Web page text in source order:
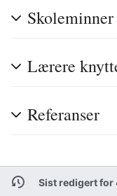
Skoleminner
Lærere
Referanser
Sist redigert for